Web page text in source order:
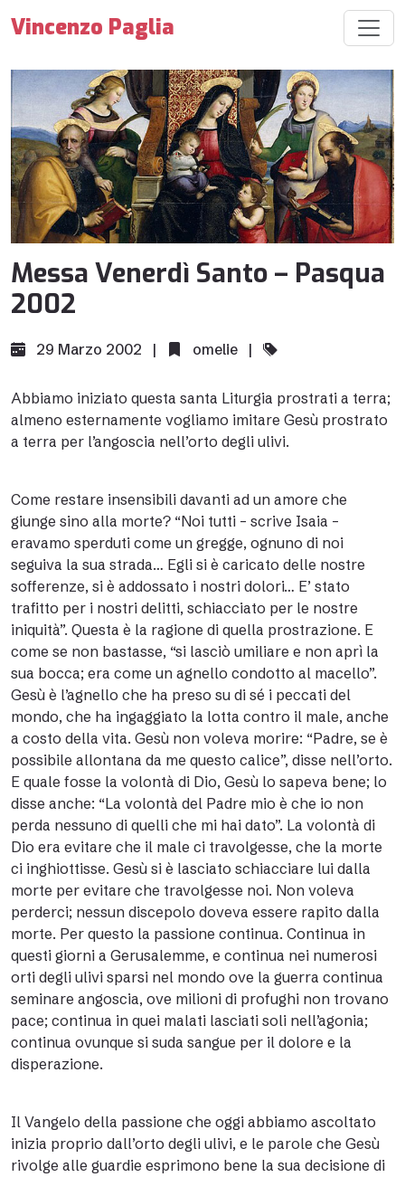
Vincenzo Paglia
Messa Venerdì Santo – Pasqua
2002
29 Marzo 2002 | omelie |
Abbiamo iniziato questa santa Liturgia prostrati a terra;
almeno esternamente vogliamo imitare Gesù prostrato
a terra per l’angoscia nell’orto degli ulivi.
Come restare insensibili davanti ad un amore che
giunge sino alla morte? “Noi tutti – scrive Isaia –
eravamo sperduti come un gregge, ognuno di noi
seguiva la sua strada… Egli si è caricato delle nostre
sofferenze, si è addossato i nostri dolori… E’ stato
trafitto per i nostri delitti, schiacciato per le nostre
iniquità”. Questa è la ragione di quella prostrazione. E
come se non bastasse, “si lasciò umiliare e non aprì la
sua bocca; era come un agnello condotto al macello”.
Gesù è l’agnello che ha preso su di sé i peccati del
mondo, che ha ingaggiato la lotta contro il male, anche
a costo della vita. Gesù non voleva morire: “Padre, se è
possibile allontana da me questo calice”, disse nell’orto.
E quale fosse la volontà di Dio, Gesù lo sapeva bene; lo
disse anche: “La volontà del Padre mio è che io non
perda nessuno di quelli che mi hai dato”. La volontà di
Dio era evitare che il male ci travolgesse, che la morte
ci inghiottisse. Gesù si è lasciato schiacciare lui dalla
morte per evitare che travolgesse noi. Non voleva
perderci; nessun discepolo doveva essere rapito dalla
morte. Per questo la passione continua. Continua in
questi giorni a Gerusalemme, e continua nei numerosi
orti degli ulivi sparsi nel mondo ove la guerra continua
seminare angoscia, ove milioni di profughi non trovano
pace; continua in quei malati lasciati soli nell’agonia;
continua ovunque si suda sangue per il dolore e la
disperazione.
Il Vangelo della passione che oggi abbiamo ascoltato
inizia proprio dall’orto degli ulivi, e le parole che Gesù
rivolge alle guardie esprimono bene la sua decisione di